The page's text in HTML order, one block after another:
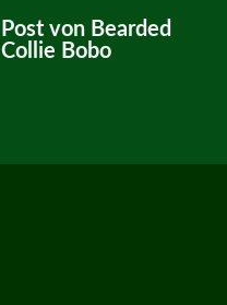
Post von Bearded
Collie Bobo